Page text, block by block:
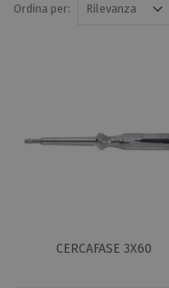
Ordina per:
CERCAFASE 3X60